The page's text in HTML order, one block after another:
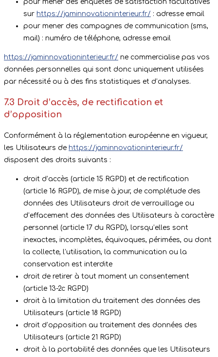
pour mener des enquêtes de satisfaction facultatives
sur https://jaminnovationinterieur.fr/ : adresse email
pour mener des campagnes de communication (sms,
mail) : numéro de téléphone, adresse email
https://jaminnovationinterieur.fr/ ne commercialise pas vos
données personnelles qui sont donc uniquement utilisées
par nécessité ou à des fins statistiques et d’analyses.
7.3 Droit d’accès, de rectification et
d’opposition
Conformément à la réglementation européenne en vigueur,
les Utilisateurs de https://jaminnovationinterieur.fr/
disposent des droits suivants :
droit d’accès (article 15 RGPD) et de rectification
(article 16 RGPD), de mise à jour, de complétude des
données des Utilisateurs droit de verrouillage ou
d’effacement des données des Utilisateurs à caractère
personnel (article 17 du RGPD), lorsqu’elles sont
inexactes, incomplètes, équivoques, périmées, ou dont
la collecte, l’utilisation, la communication ou la
conservation est interdite
droit de retirer à tout moment un consentement
(article 13-2c RGPD)
droit à la limitation du traitement des données des
Utilisateurs (article 18 RGPD)
droit d’opposition au traitement des données des
Utilisateurs (article 21 RGPD)
droit à la portabilité des données que les Utilisateurs